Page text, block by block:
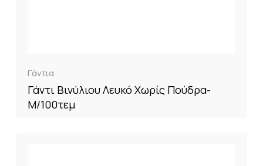
Γάντια
Γάντι Βινύλιου Λευκό Χωρίς Πούδρα-
M/100τεμ